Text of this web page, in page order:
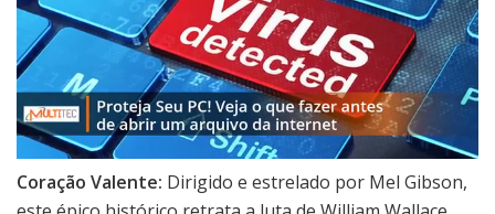
Coração Valente: Dirigido e estrelado por Mel Gibson,